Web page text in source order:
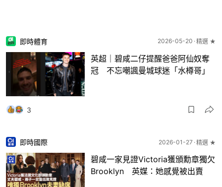
即時體育 2026-05-20 精選 ★
英超｜碧咸二仔提醒爸爸阿仙奴奪
冠 不忘嘲諷曼城球迷「水樽哥」
3
即時國際 2026-01-27 精選 ★
碧咸一家見證Victoria獲頒勳章獨欠
Brooklyn 英媒：她感覺被出賣